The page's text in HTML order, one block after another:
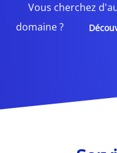
Vous cherchez
domaine ?